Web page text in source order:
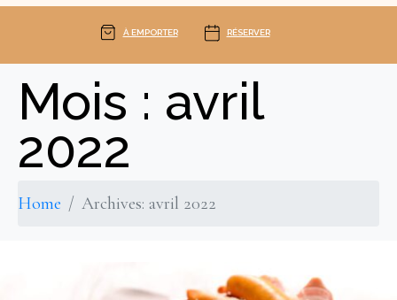
À EMPORTER RÉSERVER
Mois : avril
2022
Home Archives: avril 2022